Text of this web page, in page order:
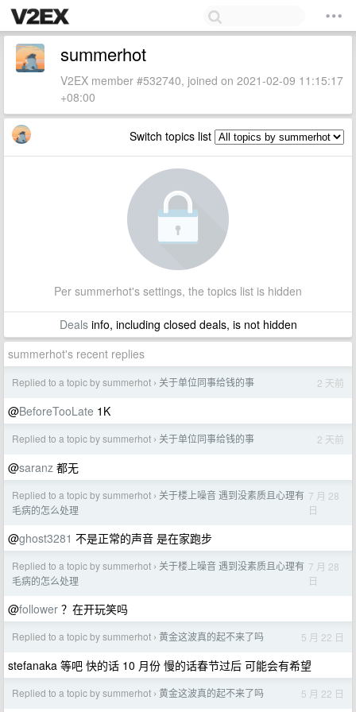
summerhot
V2EX member #532740, joined on 2021-02-09 11:15:17
+08:00
Switch topics list
Per summerhot's settings, the topics list is hidden
Dealsinfo, including closed deals, is not hidden
summerhot's recent replies
Replied to a topic by summerhot › 关于单位同事给钱的事 2 天前
@BeforeTooLate 1K
Replied to a topic by summerhot › 关于单位同事给钱的事 2 天前
@saranz 都无
Replied to a topic by summerhot › 关于楼上噪音 遇到没素质且心理有
毛病的怎么处理
7 月 28
日
@ghost3281 不是正常的声音 是在家跑步
Replied to a topic by summerhot › 关于楼上噪音 遇到没素质且心理有
毛病的怎么处理
7 月 28
日
@follower ？在开玩笑吗
Replied to a topic by summerhot › 黄金这波真的起不来了吗 5 月 22 日
stefanaka 等吧 快的话 10 月份 慢的话春节过后 可能会有希望
Replied to a topic by summerhot › 黄金这波真的起不来了吗 5 月 22 日